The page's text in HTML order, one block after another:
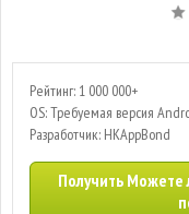
Рейтинг: 1 000 000+
OS: Требуемая версия
Разработчик: HKAppBond
Получить